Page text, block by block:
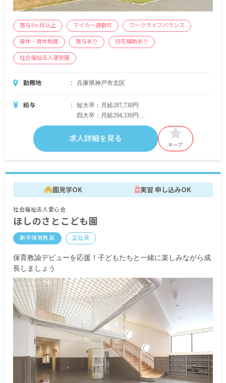
賞与3ヶ月以上 マイカー通勤可 ワークライフバランス
産休・育休制度 賞与あり 住宅補助あり
社会福祉法人運営園
勤務地 兵庫県神戸市北区
給与
短大卒：月給287,730円
四大卒：月給294,330円
＜別途支給手当＞
■通勤手当 月上限 30,000円
■指導手当 30,000円
■副指導手当 20,000円
■リーダー手当 10,000円
■処遇改善Ⅰ手当 20,000円
■処遇改善Ⅲ手当 12,000円
■人事院勧告手当 40,000円
■住宅手当
■臨時処遇手当 80,000円
■人材確保一時金 280,000円
■昇給年1回
■賞与あり 昨年実績：計4カ月分
※試用期間なし
求人詳細を見る
キープ
園見学OK 実習 申し込みOK
社会福祉法人愛心会
ほしのさとこども園
新卒保育教諭 正社員
保育教諭デビューを応援！子どもたちと一緒に楽しみながら成
長しましょう